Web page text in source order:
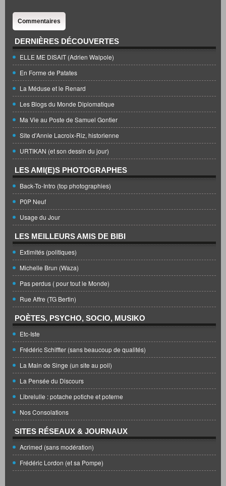
Commentaires
DERNIÈRES DÉCOUVERTES
ELLE ME DISAIT (Adrien Walpole)
En Forme de Patates
La Méduse et le Renard
Les Blogs du Monde Diplomatique
Ma Vie au Poste de Samuel Gontier
Site d'Annie Lacroix-Riz, historienne
URTIKAN (et son dessin du jour)
LES AMI(E)S PHOTOGRAPHES
Back-To-Intro (top photographies)
P0P Neuf
Usage du Jour
LES MEILLEURS AMIS DE BIBI
Extimités (politiques)
Michelle Brun (Waza)
Pas perdus ( pour tout le Monde)
Rue Affre (TG Bertin)
POÈTES, PSYCHO, SOCIO, MUSIKO
Etc-Iste
Frédéric Schiffter (sans beaucoup de qualités)
La Main de Singe (un site au poil)
La Pensée du Discours
Librelulle : potache potiche et poterne
Nos Consolations
SITES RÉSEAUX & JOURNAUX
Acrimed (sans modération)
Frédéric Lordon (et sa Pompe)